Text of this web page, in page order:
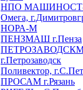
НПО МАШИНОСТ-
Омега,
НОРА-М
ПЕНЗМАШ г.Пенза
г.Петрозаводск
Поливектор,
ПРОСАМ г.Рязань